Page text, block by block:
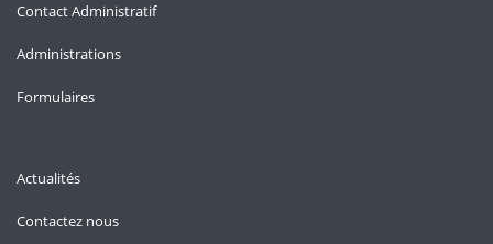
Contact Administratif
Administrations
Formulaires
Actualités
Contactez nous